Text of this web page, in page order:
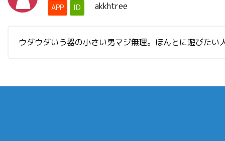
APP ID akkhtree
ウダウダいう器の小さい男マジ無理。ほんとに遊びたい